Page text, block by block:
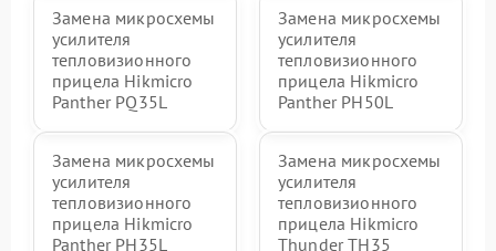
Замена микросхемы
усилителя
тепловизионного
прицела Hikmicro
Panther PQ35L
Замена микросхемы
усилителя
тепловизионного
прицела Hikmicro
Panther PH50L
Замена микросхемы
усилителя
тепловизионного
прицела Hikmicro
Panther PH35L
Замена микросхемы
усилителя
тепловизионного
прицела Hikmicro
Thunder TH35